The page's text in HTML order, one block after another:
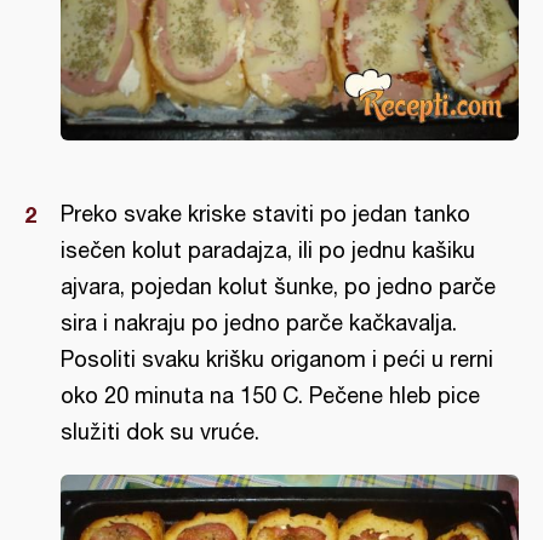
Preko svake kriske staviti po jedan tanko
isečen kolut paradajza, ili po jednu kašiku
ajvara, pojedan kolut šunke, po jedno parče
sira i nakraju po jedno parče kačkavalja.
Posoliti svaku krišku origanom i peći u rerni
oko 20 minuta na 150 C. Pečene hleb pice
služiti dok su vruće.